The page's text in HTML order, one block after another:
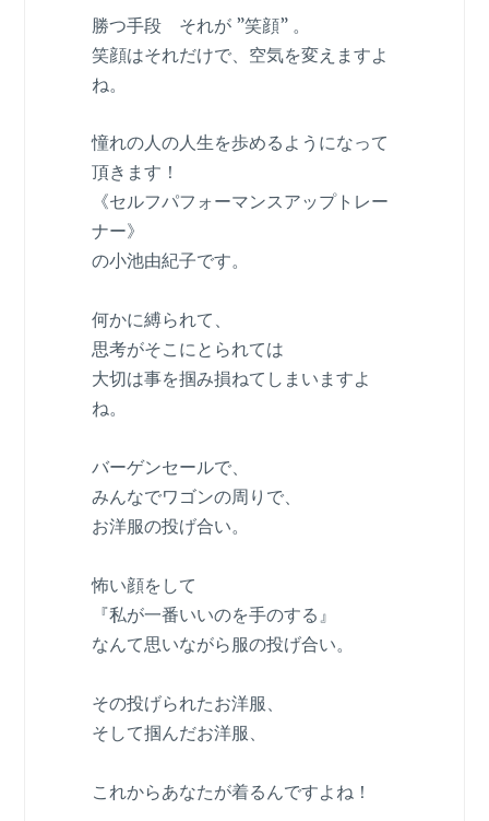
勝つ手段 それが ”笑顔” 。
笑顔はそれだけで、空気を変えますよ
ね。
憧れの人の人生を歩めるようになって
頂きます！
《セルフパフォーマンスアップトレー
ナー》
の小池由紀子です。
何かに縛られて、
思考がそこにとられては
大切は事を掴み損ねてしまいますよ
ね。
バーゲンセールで、
みんなでワゴンの周りで、
お洋服の投げ合い。
怖い顔をして
『私が一番いいのを手のする』
なんて思いながら服の投げ合い。
その投げられたお洋服、
そして掴んだお洋服、
これからあなたが着るんですよね！